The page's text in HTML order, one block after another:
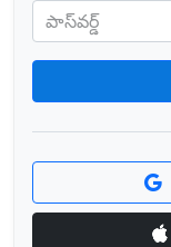
పాస్‌వర్డ్